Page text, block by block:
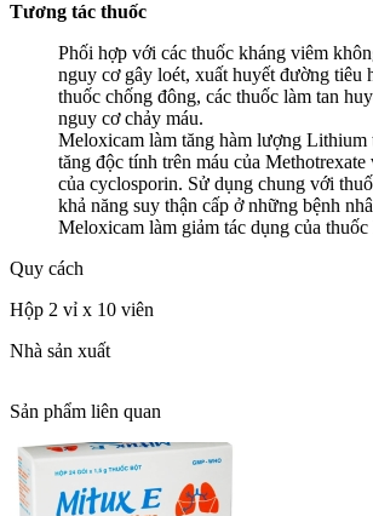
Tương tác thuốc
Phối hợp với các thuốc kháng viêm
nguy cơ gây loét, xuất huyết đường tiêu
thuốc chống đông, các thuốc làm tan
nguy cơ chảy máu.
Meloxicam làm tăng hàm lượng Lithium
tăng độc tính trên máu của Methotrexate
của cyclosporin. Sử dụng chung với
khả năng suy thận cấp ở những bệnh
Meloxicam làm giảm tác dụng của thuốc
Quy cách
Hộp 2 vỉ x 10 viên
Nhà sản xuất
Sản phẩm liên quan